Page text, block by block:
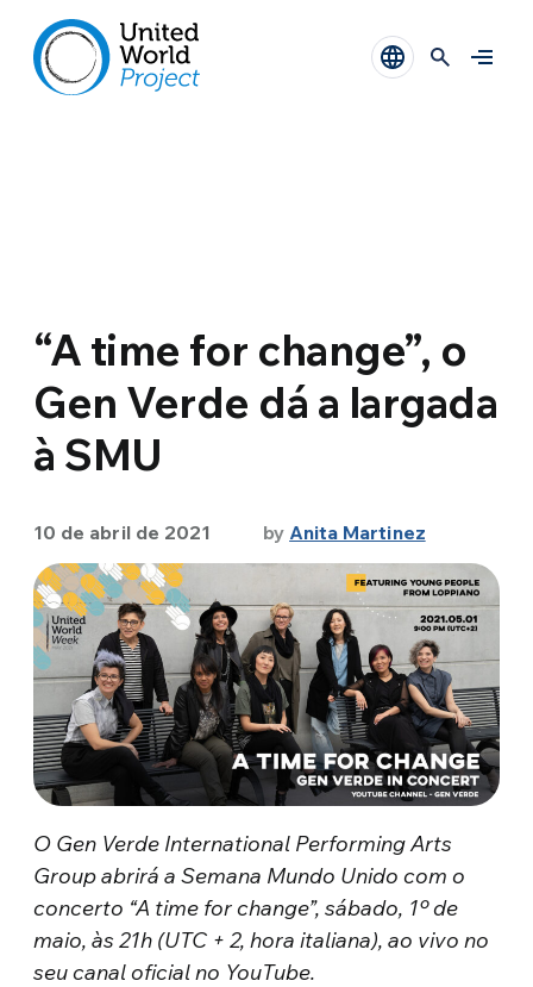
“A time for change”, o
Gen Verde dá a largada
à SMU
10 de abril de 2021 by Anita Martinez
O Gen Verde International Performing Arts
Group abrirá a Semana Mundo Unido com o
concerto “A time for change”, sábado, 1º de
maio, às 21h (UTC + 2, hora italiana), ao vivo no
seu canal oficial no YouTube.